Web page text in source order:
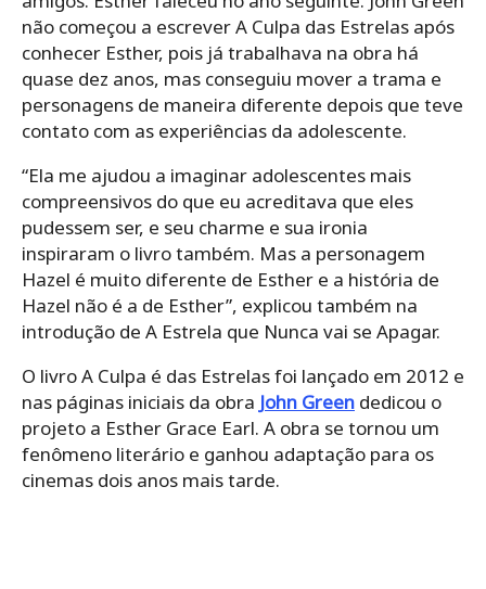
não começou a escrever A Culpa das Estrelas após
conhecer Esther, pois já trabalhava na obra há
quase dez anos, mas conseguiu mover a trama e
personagens de maneira diferente depois que teve
contato com as experiências da adolescente.
“Ela me ajudou a imaginar adolescentes mais
compreensivos do que eu acreditava que eles
pudessem ser, e seu charme e sua ironia
inspiraram o livro também. Mas a personagem
Hazel é muito diferente de Esther e a história de
Hazel não é a de Esther”, explicou também na
introdução de A Estrela que Nunca vai se Apagar.
O livro A Culpa é das Estrelas foi lançado em 2012 e
nas páginas iniciais da obra John Green dedicou o
projeto a Esther Grace Earl. A obra se tornou um
fenômeno literário e ganhou adaptação para os
cinemas dois anos mais tarde.